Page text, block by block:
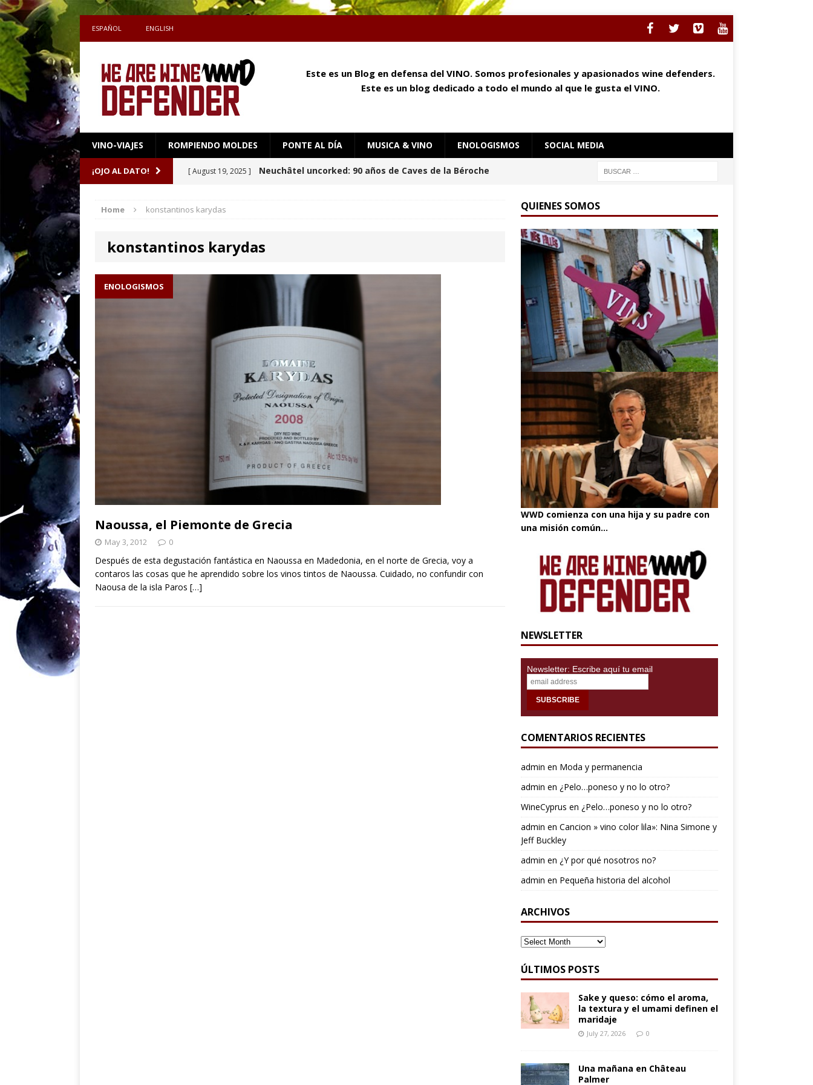
ESPAÑOL ENGLISH
Este es un Blog en defensa del VINO. Somos profesionales y apasionados wine defenders.
Este es un blog dedicado a todo el mundo al que le gusta el VINO.
VINO-VIAJES ROMPIENDO MOLDES PONTE AL DÍA MUSICA & VINO ENOLOGISMOS SOCIAL MEDIA
¡OJO AL DATO! [ July 27, 2026 ] Sake y queso: cómo el aroma, la textura y el umami
[ October 8, 2025 ] Neuchâtel Uncorked: Alain Gerber, donde la piedra
caliza escribe el vino ENOLOGISMOS
Swiss Wines, Arte & Paolo Basso en Zürich
[ August 19, 2025 ] Neuchâtel uncorked: 90 años de Caves de la Béroche
– ¡90 años y brindando! ENOLOGISMOS
Home konstantinos karydas
konstantinos karydas
ENOLOGISMOS
Naoussa, el Piemonte de Grecia
May 3, 2012 0
Después de esta degustación fantástica en Naoussa en Madedonia, en el norte de Grecia, voy a
contaros las cosas que he aprendido sobre los vinos tintos de Naoussa. Cuidado, no confundir con
Naousa de la isla Paros […]
QUIENES SOMOS
WWD comienza con una hija y su padre con
una misión común...
NEWSLETTER
Newsletter: Escribe aquí tu email
COMENTARIOS RECIENTES
admin en Moda y permanencia
admin en ¿Pelo…poneso y no lo otro?
WineCyprus en ¿Pelo…poneso y no lo otro?
admin en Cancion » vino color lila»: Nina Simone y
Jeff Buckley
admin en ¿Y por qué nosotros no?
admin en Pequeña historia del alcohol
ARCHIVOS
ARCHIVOS
ÚLTIMOS POSTS
Sake y queso: cómo el aroma,
la textura y el umami definen el
maridaje
July 27, 2026 0
Una mañana en Château
Palmer